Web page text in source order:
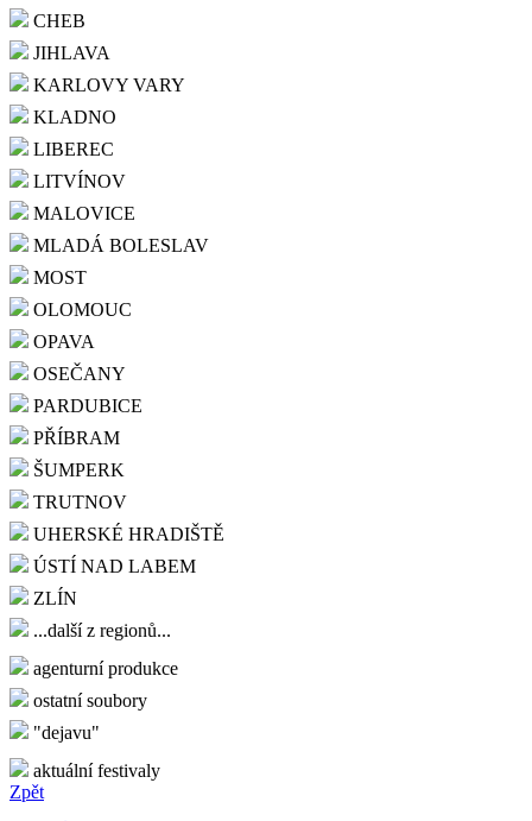
CHEB
JIHLAVA
KARLOVY VARY
KLADNO
LIBEREC
LITVÍNOV
MALOVICE
MLADÁ BOLESLAV
MOST
OLOMOUC
OPAVA
OSEČANY
PARDUBICE
PŘÍBRAM
ŠUMPERK
TRUTNOV
UHERSKÉ HRADIŠTĚ
ÚSTÍ NAD LABEM
ZLÍN
...další z regionů...
agenturní produkce
ostatní soubory
"dejavu"
aktuální festivaly
Zpět